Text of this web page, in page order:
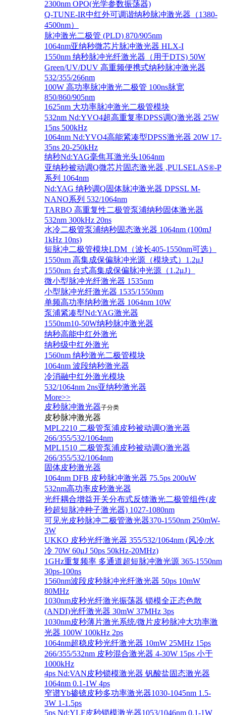
2300nm OPO(光学参数振荡器)
Q-TUNE-IR中红外可调谐纳秒脉冲激光器（1380-
4500nm）
脉冲激光二极管 (PLD) 870/905nm
1064nm亚纳秒微芯片脉冲激光器 HLX-I
1550nm 纳秒脉冲光纤激光器（用于DTS) 50W
Green/UV/DUV 高重频便携式纳秒脉冲激光器
532/355/266nm
100W 高功率脉冲激光二极管 100ns脉宽
850/860/905nm
1625nm 大功率脉冲激光二极管模块
532nm Nd:YVO4超高重复率DPSS调Q激光器 25W
15ns 500kHz
1064nm Nd:YVO4高能紧凑型DPSS激光器 20W 17-
35ns 20-250kHz
纳秒Nd:YAG毫焦耳激光头1064nm
亚纳秒被动调Q微芯片固态激光器 ,PULSELAS®-P
系列 1064nm
Nd:YAG 纳秒调Q固体脉冲激光器 DPSSL M-
NANO系列 532/1064nm
TARBO 高重复性二极管泵浦纳秒固体激光器
532nm 300kHz 20ns
水冷二极管泵浦纳秒固态激光器 1064nm (100mJ
1kHz 10ns)
短脉冲二极管模块LDM（波长405-1550nm可选）
1550nm 高集成保偏脉冲光源（模块式）1.2μJ
1550nm 台式高集成保偏脉冲光源（1.2μJ）
微小型脉冲光纤激光器 1535nm
小型脉冲光纤激光器 1535/1550nm
单频高功率纳秒激光器 1064nm 10W
泵浦紧凑型Nd:YAG激光器
1550nm10-50W纳秒脉冲激光器
纳秒高能中红外激光
纳秒级中红外激光
1560nm 纳秒激光二极管模块
1064nm 波段纳秒激光器
冷消融中红外激光模块
532/1064nm 2ns亚纳秒激光器
More>>
皮秒脉冲激光器子分类
皮秒脉冲激光器
​MPL2210 二极管泵浦皮秒被动调Q激光器
266/355/532/1064nm
MPL1510 二极管泵浦皮秒被动调Q激光器
266/355/532/1064nm
固体皮秒激光器
1064nm DFB 皮秒脉冲激光器 75.5ps 200uW
532nm高功率皮秒激光器
光纤耦合增益开关分布式反馈激光二极管组件(皮
秒超短脉冲种子激光器) 1027-1080nm
可见光皮秒脉冲二极管激光器370-1550nm 250mW-
3W
UKKO 皮秒光纤激光器 355/532/1064nm (风冷/水
冷 70W 60μJ 50ps 50kHz-20MHz)
1GHz重复频率 多通道超短脉冲激光源 365-1550nm
30ps-100ns
1560nm波段皮秒脉冲光纤激光器 50ps 10mW
80MHz
1030nm皮秒光纤激光振荡器 锁模全正态色散
(ANDI)光纤激光器 30mW 37MHz 3ps
1030nm皮秒薄片激光系统/微片皮秒脉冲大功率激
光器 100W 100kHz 2ps
1064nm超稳皮秒光纤激光器 10mW 25MHz 15ps
266/355/532nm 皮秒混合激光器 4-30W 15ps 小于
1000kHz
4ps Nd:VAN皮秒锁模激光器 钒酸盐固态激光器
1064nm 0.1-1W 4ps
窄谱Yb掺镱皮秒多功率激光器1030-1045nm 1.5-
3W 1-1.5ps
5ps Nd:YLF皮秒锁模激光器1053/1046nm 0.1-1W